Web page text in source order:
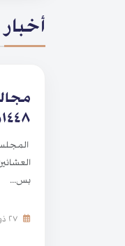
أخبار
١٤٤٨هـ | ٢٠٢٦م
بس...